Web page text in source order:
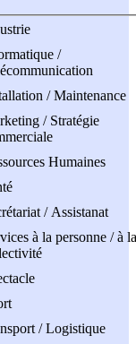
/
/ Maintenance
/ Stratégie
Humaines
/ Assistanat
à la personne / à la
/ Logistique